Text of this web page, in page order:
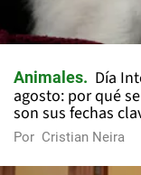
Animales
Día
agosto: por qué
son sus fechas
Por Cristian Neira